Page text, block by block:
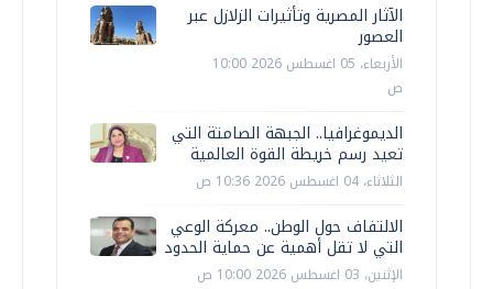
الآثار المصرية وتأثيرات الزلازل عبر
العصور
الأربعاء، 05 اغسطس 2026 10:00
ص
الديموغرافيا.. الجبهة الصامتة التي
تعيد رسم خريطة القوة العالمية
الثلاثاء، 04 اغسطس 2026 10:36 ص
الالتفاف حول الوطن.. معركة الوعي
التي لا تقل أهمية عن حماية الحدود
الإثنين، 03 اغسطس 2026 10:00 ص